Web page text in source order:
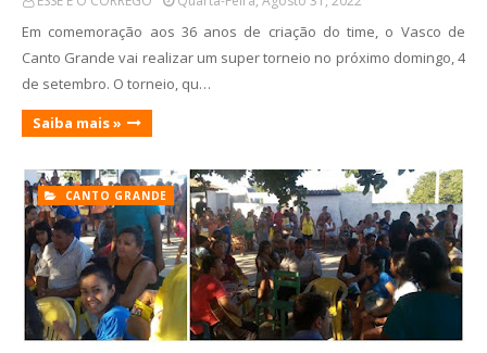
Em comemoração aos 36 anos de criação do time, o Vasco de
Canto Grande vai realizar um super torneio no próximo domingo, 4
de setembro. O torneio, qu…
Saiba mais »
CANTO GRANDE